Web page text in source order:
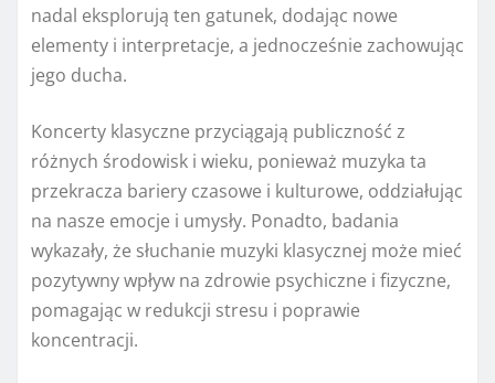
nadal eksplorują ten gatunek, dodając nowe
elementy i interpretacje, a jednocześnie zachowując
jego ducha.
Koncerty klasyczne przyciągają publiczność z
różnych środowisk i wieku, ponieważ muzyka ta
przekracza bariery czasowe i kulturowe, oddziałując
na nasze emocje i umysły. Ponadto, badania
wykazały, że słuchanie muzyki klasycznej może mieć
pozytywny wpływ na zdrowie psychiczne i fizyczne,
pomagając w redukcji stresu i poprawie
koncentracji.